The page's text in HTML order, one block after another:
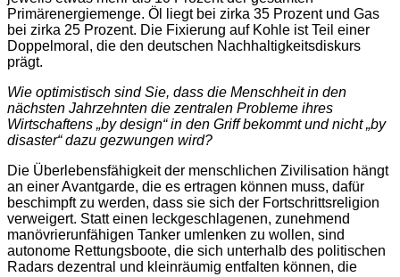
Primärenergiemenge. Öl liegt bei zirka 35 Prozent und Gas
bei zirka 25 Prozent. Die Fixierung auf Kohle ist Teil einer
Doppelmoral, die den deutschen Nachhaltigkeitsdiskurs
prägt.
Wie optimistisch sind Sie, dass die Menschheit in den
nächsten Jahrzehnten die zentralen Probleme ihres
Wirtschaftens „by design“ in den Griff bekommt und nicht „by
disaster“ dazu gezwungen wird?
Die Überlebensfähigkeit der menschlichen Zivilisation hängt
an einer Avantgarde, die es ertragen können muss, dafür
beschimpft zu werden, dass sie sich der Fortschrittsreligion
verweigert. Statt einen leckgeschlagenen, zunehmend
manövrierunfähigen Tanker umlenken zu wollen, sind
autonome Rettungsboote, die sich unterhalb des politischen
Radars dezentral und kleinräumig entfalten können, die